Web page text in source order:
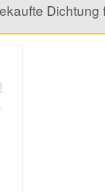
Dichtung